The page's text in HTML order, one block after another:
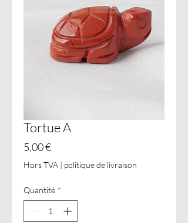
Tortue A
5,00 €Prix
Hors TVA | politique de livraison
Quantité *